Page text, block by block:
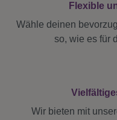
Flexible
Wähle deinen
so, wie es für
Wir bieten mit